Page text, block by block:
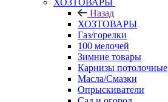
ХОЗТОВАРЫ
Назад
ХОЗТОВАРЫ
Газ/горелки
100 мелочей
Зимние товары
Карнизы потолочные
Масла/Смазки
Опрыскиватели